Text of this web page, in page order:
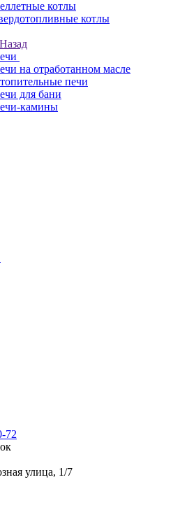
котлы
котлы
Назад
на отработанном масле
печи
для бани
камины
72
улица, 1/7